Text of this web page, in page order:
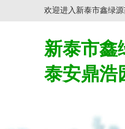
欢迎进入新泰市鑫绿
新泰市鑫
泰安鼎浩